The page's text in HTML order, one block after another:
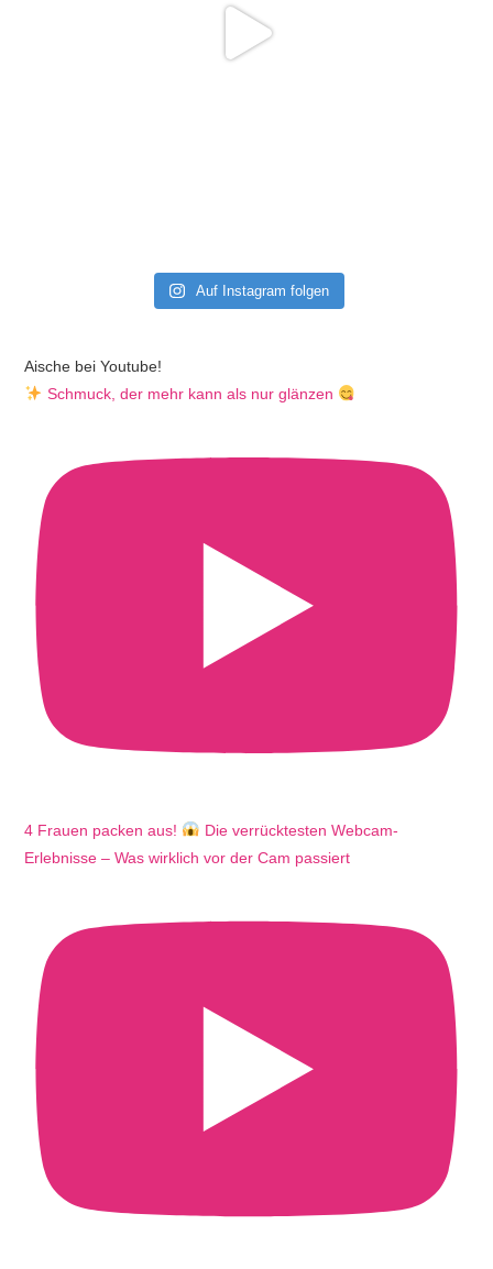
Auf Instagram folgen
Aische bei Youtube!
Schmuck, der mehr kann als nur glänzen
4 Frauen packen aus!
Die verrücktesten Webcam-
Erlebnisse – Was wirklich vor der Cam passiert